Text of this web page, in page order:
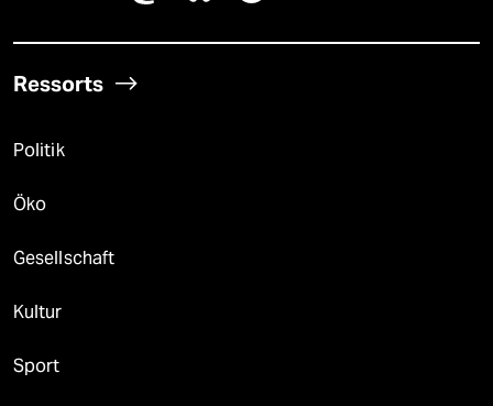
Ressorts
Politik
Öko
Gesellschaft
Kultur
Sport